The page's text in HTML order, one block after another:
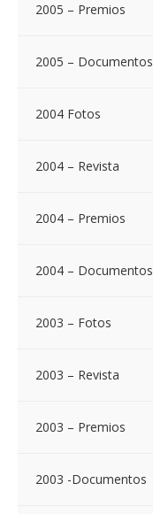
2005 – Premios
2005 – Documentos
2004 Fotos
2004 – Revista
2004 – Premios
2004 – Documentos
2003 – Fotos
2003 – Revista
2003 – Premios
2003 -Documentos